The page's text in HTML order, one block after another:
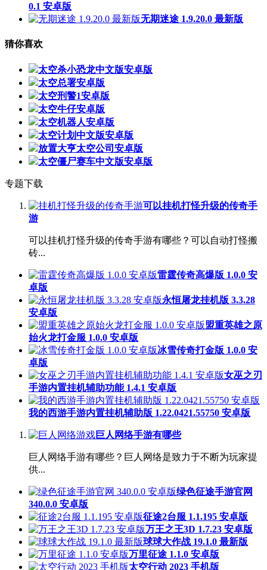
0.1 安卓版
无期迷途 1.9.20.0 最新版
猜你喜欢
太空杀小恐龙中文版安卓版
太空总署安卓版
太空刑警1安卓版
太空牛仔安卓版
太空机器人安卓版
太空计划中文版安卓版
放置大亨太空公司安卓版
太空僵尸赛车中文版安卓版
专题下载
可以挂机打怪升级的传奇手
游
可以挂机打怪升级的传奇手游有哪些？可以自动打怪搬
砖...
雷霆传奇高爆版 1.0.0 安
卓版
永恒屠龙挂机版 3.3.28
安卓版
盟重英雄之原
始火龙打金服 1.0.0 安卓版
冰雪传奇打金版 1.0.0 安
卓版
女巫之刃
手游内置挂机辅助功能 1.4.1 安卓版
我的西游手游内置挂机辅助版 1.22.0421.55750 安卓版
巨人网络手游有哪些
巨人网络手游有哪些？巨人网络是致力于不断为玩家提
供...
绿色征途手游官网
340.0.0 安卓版
征途2台服 1.1.195 安卓版
万王之王3D 1.7.23 安卓版
球球大作战 19.1.0 最新版
万里征途 1.1.0 安卓版
太空行动 2023 手机版